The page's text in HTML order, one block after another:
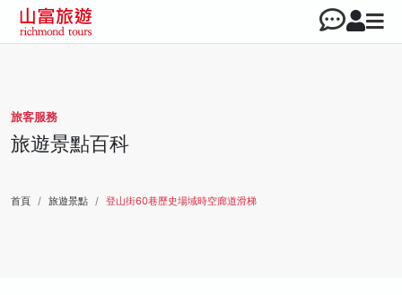
旅客服務
旅遊景點百科
首頁 旅遊景點 登山街60巷歷史場域時空廊道滑梯